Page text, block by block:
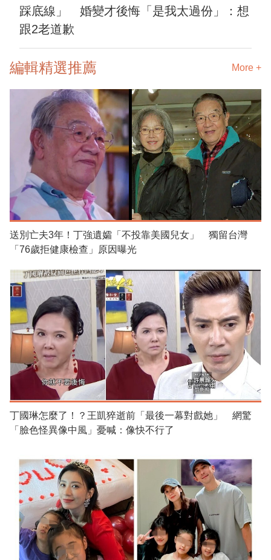
踩底線」 婚變才後悔「是我太過份」：想
跟2老道歉
編輯精選推薦 More +
送別亡夫3年！丁強遺孀「不投靠美國兒女」 獨留台灣
「76歲拒健康檢查」原因曝光
丁國琳怎麼了！？王凱猝逝前「最後一幕對戲她」 網驚
「臉色怪異像中風」憂喊：像快不行了